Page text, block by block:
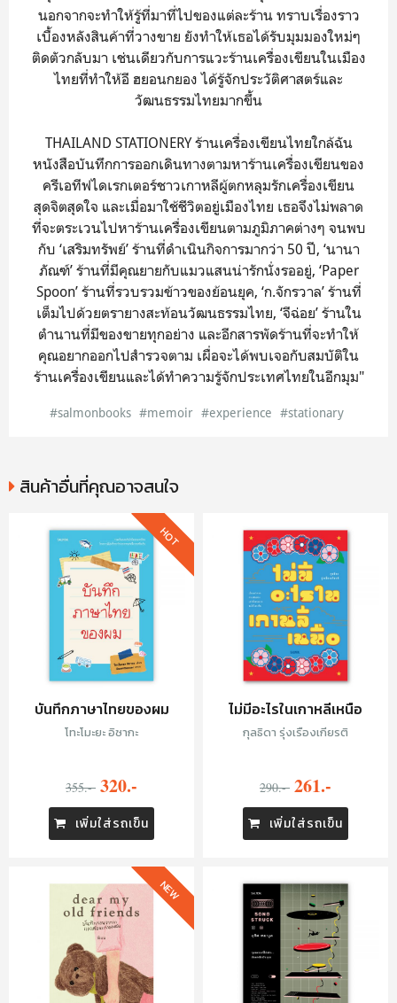
นอกจากจะทำให้รู้ที่มาที่ไปของแต่ละร้าน ทราบเรื่องราว
เบื้องหลังสินค้าที่วางขาย ยังทำให้เธอได้รับมุมมองใหม่ๆ
ติดตัวกลับมา เช่นเดียวกับการแวะร้านเครื่องเขียนในเมือง
ไทยที่ทำให้อี ฮยอนกยอง ได้รู้จักประวัติศาสตร์และ
วัฒนธรรมไทยมากขึ้น
THAILAND STATIONERY ร้านเครื่องเขียนไทยใกล้ฉัน
หนังสือบันทึกการออกเดินทางตามหาร้านเครื่องเขียนของ
ครีเอทีฟไดเรกเตอร์ชาวเกาหลีผู้ตกหลุมรักเครื่องเขียน
สุดจิตสุดใจ และเมื่อมาใช้ชีวิตอยู่เมืองไทย เธอจึงไม่พลาด
ที่จะตระเวนไปหาร้านเครื่องเขียนตามภูมิภาคต่างๆ จนพบ
กับ ‘เสริมทรัพย์’ ร้านที่ดำเนินกิจการมากว่า 50 ปี, ‘นานา
ภัณฑ์’ ร้านที่มีคุณยายกับแมวแสนน่ารักนั่งรออยู่, ‘Paper
Spoon’ ร้านที่รวบรวมข้าวของย้อนยุค, ‘ก.จักรวาล’ ร้านที่
เต็มไปด้วยตรายางสะท้อนวัฒนธรรมไทย, ‘จีฉ่อย’ ร้านใน
ตำนานที่มีของขายทุกอย่าง และอีกสารพัดร้านที่จะทำให้
คุณอยากออกไปสำรวจตาม เผื่อจะได้พบเจอกับสมบัติใน
ร้านเครื่องเขียนและได้ทำความรู้จักประเทศไทยในอีกมุม"
#salmonbooks #memoir #experience #stationary
สินค้าอื่นที่คุณอาจสนใจ
บันทึกภาษาไทยของผม
โทะโมะยะ อิซากะ
355.- 320.-
เพิ่มใส่รถเข็น
HOT
ไม่มีอะไรในเกาหลีเหนือ
กุลธิดา รุ่งเรืองเกียรติ
290.- 261.-
เพิ่มใส่รถเข็น
NEW